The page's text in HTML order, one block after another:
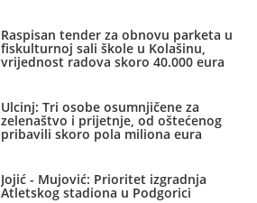
Raspisan tender za obnovu parketa u
fiskulturnoj sali škole u Kolašinu,
vrijednost radova skoro 40.000 eura
Ulcinj: Tri osobe osumnjičene za
zelenaštvo i prijetnje, od oštećenog
pribavili skoro pola miliona eura
Jojić - Mujović: Prioritet izgradnja
Atletskog stadiona u Podgorici